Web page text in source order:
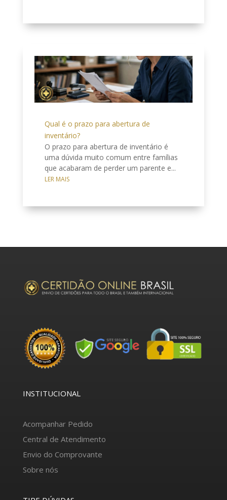
Qual é o prazo para abertura de
inventário?
O prazo para abertura de inventário é
uma dúvida muito comum entre famílias
que acabaram de perder um parente e...
LER MAIS
INSTITUCIONAL
Acompanhar Pedido
Central de Atendimento
Envio do Comprovante
Sobre nós